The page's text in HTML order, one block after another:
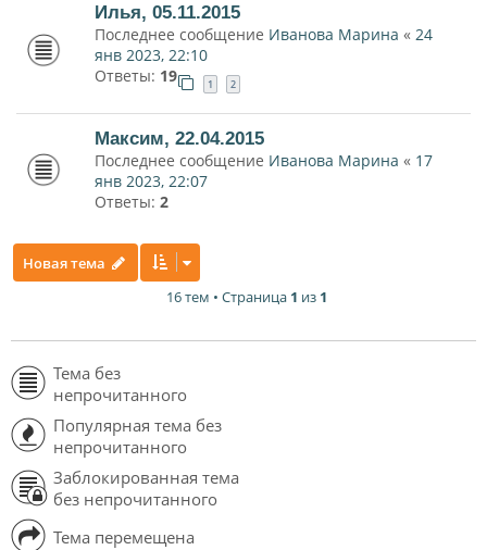
Илья, 05.11.2015
Последнее сообщение Иванова Марина « 24
янв 2023, 22:10
Ответы: 19 1 2
Максим, 22.04.2015
Последнее сообщение Иванова Марина « 17
янв 2023, 22:07
Ответы: 2
Новая тема
16 тем • Страница 1 из 1
Тема без
непрочитанного
Популярная тема без
непрочитанного
Заблокированная тема
без непрочитанного
Тема перемещена